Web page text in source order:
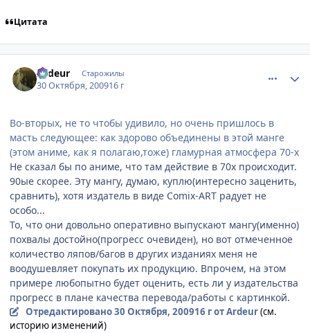
Цитата
Ardeur Старожилы
30 Октября, 200916 г
Во-вторых, не то чтобы удивило, но очень пришлось в
масть следующее: как здорово объединены в этой манге
(этом аниме, как я полагаю,тоже) гламурная атмосфера 70-х
Не сказал бы по аниме, что там действие в 70х происходит.
90ые скорее. Эту мангу, думаю, куплю(интересно заценить,
сравнить), хотя издатель в виде Comix-ART радует не
особо...
То, что они довольно оперативно выпускают мангу(именно)
похвалы достойно(прогресс очевиден), но вот отмеченное
количество ляпов/багов в других изданиях меня не
воодушевляет покупать их продукцию. Впрочем, на этом
примере любопытно будет оценить, есть ли у издательства
прогресс в плане качества перевода/работы с картинкой.
Отредактировано30 Октября, 200916 гот Ardeur(см.
историю изменений)